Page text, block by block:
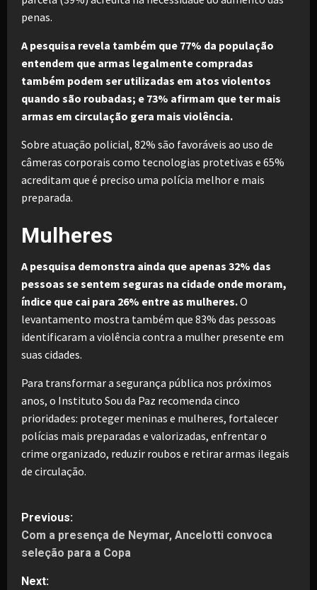
penas.
A pesquisa revela também que 77% da população
entendem que armas legalmente compradas
também podem ser utilizadas em atos violentos
quando são roubadas; e 73% afirmam que ter mais
armas em circulação gera mais violência.
Sobre atuação policial, 82% são favoráveis ao uso de
câmeras corporais como tecnologias protetivas e 65%
acreditam que é preciso uma polícia melhor e mais
preparada.
Mulheres
A pesquisa demonstra ainda que apenas 32% das
pessoas se sentem seguras na cidade onde moram,
índice que cai para 26% entre as mulheres.O
levantamento mostra também que 83% das pessoas
identificaram a violência contra a mulher presente em
suas cidades.
Para transformar a segurança pública nos próximos
anos, o Instituto Sou da Paz recomenda cinco
prioridades: proteger meninas e mulheres, fortalecer
polícias mais preparadas e valorizadas, enfrentar o
crime organizado, reduzir roubos e retirar armas ilegais
de circulação.
P
o
s
Previous:
Com a presença de Neymar, Ancelotti convoca
seleção para a Copa
Next: